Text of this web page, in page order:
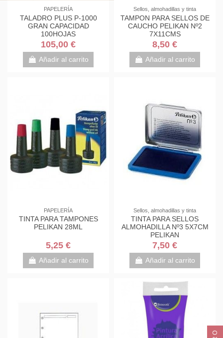
PAPELERÍA
TALADRO PLUS P-1000
GRAN CAPACIDAD
100HOJAS
105,00 €
Añadir al carrito
Sellos, almohadillas y tinta
TAMPON PARA SELLOS DE
CAUCHO PELIKAN Nº2
7X11CMS
8,50 €
Añadir al carrito
PAPELERÍA
TINTA PARA TAMPONES
PELIKAN 28ML
5,25 €
Añadir al carrito
Sellos, almohadillas y tinta
TINTA PARA SELLOS
ALMOHADILLA Nº3 5X7CM
PELIKAN
7,50 €
Añadir al carrito